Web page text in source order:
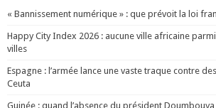
« Bannissement numérique » : que prévoit la loi
Happy City Index 2026 : aucune ville africaine
villes
Espagne : l’armée lance une vaste traque contre
Ceuta
Guinée : quand l’absence du président